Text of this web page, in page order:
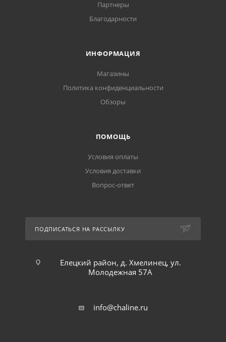
Партнеры
Благодарности
ИНФОРМАЦИЯ
Магазины
Политика конфиденциальности
Обзоры
ПОМОЩЬ
Условия оплаты
Условия доставки
Вопрос-ответ
ПОДПИСАТЬСЯ НА РАССЫЛКУ
Елецкий район, д. Хмелинец, ул.
Молодежная 57А
info@chaline.ru